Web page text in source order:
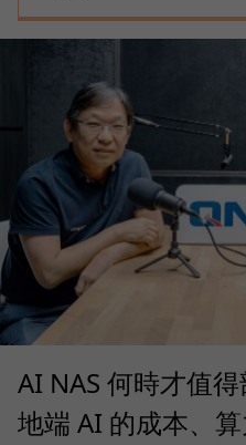
AI NAS 何時才值
地端 AI 的成本、